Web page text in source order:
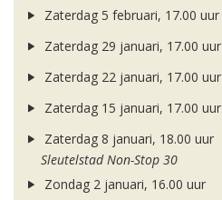
Zaterdag 5 februari, 17.00 uur
Zaterdag 29 januari, 17.00 uur
Zaterdag 22 januari, 17.00 uur
Zaterdag 15 januari, 17.00 uur
Zaterdag 8 januari, 18.00 uur
Sleutelstad Non-Stop 30
Zondag 2 januari, 16.00 uur